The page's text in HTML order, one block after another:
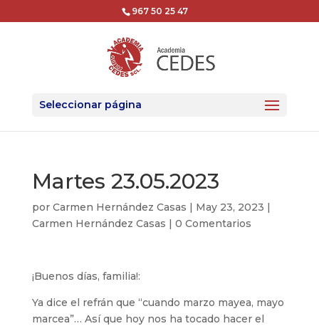
967 50 25 47
Seleccionar página
Martes 23.05.2023
por Carmen Hernández Casas | May 23, 2023 |
Carmen Hernández Casas | 0 Comentarios
¡Buenos días, familia!:
Ya dice el refrán que “cuando marzo mayea, mayo
marcea”… Así que hoy nos ha tocado hacer el